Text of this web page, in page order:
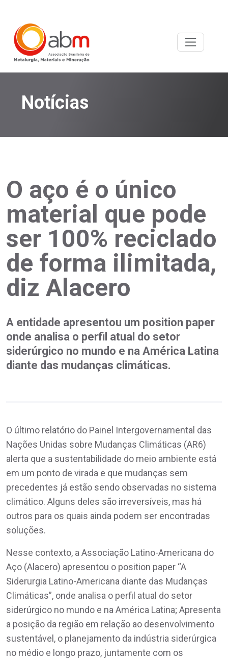
Notícias
O aço é o único
material que pode
ser 100% reciclado
de forma ilimitada,
diz Alacero
A entidade apresentou um position paper
onde analisa o perfil atual do setor
siderúrgico no mundo e na América Latina
diante das mudanças climáticas.
O último relatório do Painel Intergovernamental das
Nações Unidas sobre Mudanças Climáticas (AR6)
alerta que a sustentabilidade do meio ambiente está
em um ponto de virada e que mudanças sem
precedentes já estão sendo observadas no sistema
climático. Alguns deles são irreversíveis, mas há
outros para os quais ainda podem ser encontradas
soluções.
Nesse contexto, a Associação Latino-Americana do
Aço (Alacero) apresentou o position paper “A
Siderurgia Latino-Americana diante das Mudanças
Climáticas”, onde analisa o perfil atual do setor
siderúrgico no mundo e na América Latina; Apresenta
a posição da região em relação ao desenvolvimento
sustentável, o planejamento da indústria siderúrgica
no médio e longo prazo, juntamente com os